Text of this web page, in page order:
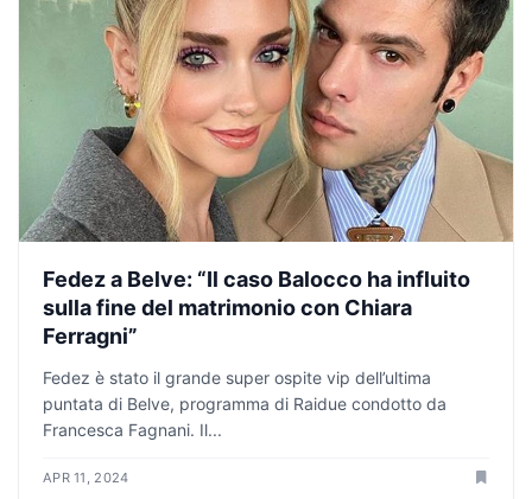
Fedez a Belve: “Il caso Balocco ha influito
sulla fine del matrimonio con Chiara
Ferragni”
Fedez è stato il grande super ospite vip dell’ultima
puntata di Belve, programma di Raidue condotto da
Francesca Fagnani. Il...
APR 11, 2024